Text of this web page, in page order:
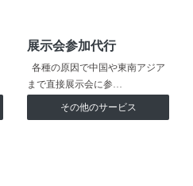
展示会参加代行
各種の原因で中国や東南アジア
まで直接展示会に参…
その他のサービス